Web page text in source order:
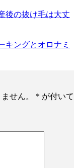
後の抜け毛は大丈
キングとオロナミ
せん。 * が付いて